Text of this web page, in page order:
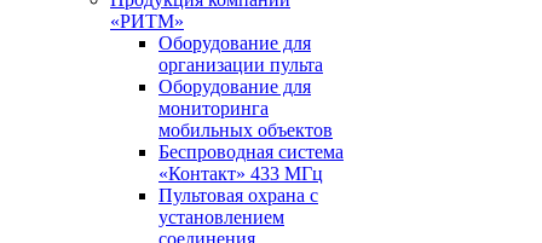
«РИТМ»
Оборудование для
организации пульта
Оборудование для
мониторинга
мобильных объектов
Беспроводная система
«Контакт» 433 МГц
Пультовая охрана с
установлением
соединения